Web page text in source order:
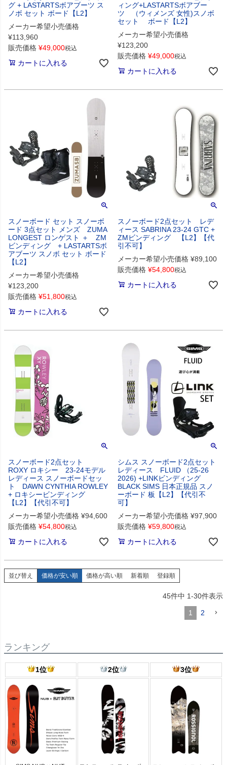
グ + LASTARTSボアブーツ ス
ノボ セット ボード【L2】
メーカー希望小売価格
¥113,960
販売価格 ¥49,000税込
カートに入れる
ィング+LASTARTSボアブー
ツ （ウィメンズ 女性)スノボ
セット ボード【L2】
メーカー希望小売価格
¥123,200
販売価格 ¥49,000税込
カートに入れる
スノーボード セット スノーボ
ード 3点セット メンズ ZUMA
LONGEST ロンゲスト ＋ ZM
ビンディング + LASTARTSボ
アブーツ スノボ セット ボード
【L2】
メーカー希望小売価格
¥123,200
販売価格 ¥51,800税込
カートに入れる
スノーボード2点セット レデ
ィース SABRINA 23-24 GTC +
ZMビンディング 【L2】【代
引不可】
メーカー希望小売価格 ¥89,100
販売価格 ¥54,800税込
カートに入れる
スノーボード2点セット
ROXY ロキシー 23-24モデル
レディース スノーボードセッ
ト DAWN CYNTHIA ROWLEY
+ ロキシービンディング
【L2】【代引不可】
メーカー希望小売価格 ¥94,600
販売価格 ¥54,800税込
カートに入れる
シムス スノーボード2点セット
レディース FLUID （25-26
2026) +LINKビンディング
BLACK SIMS 日本正規品 スノ
ーボード 板【L2】【代引不
可】
メーカー希望小売価格 ¥97,900
販売価格 ¥59,800税込
カートに入れる
並び替え 価格が安い順 価格が高い順 新着順 登録順
45件中 1-30件表示
1 2
ランキング
1位 2位 3位